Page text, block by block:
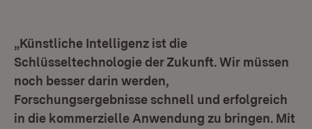
„Künstliche Intelligenz ist die
Schlüsseltechnologie der Zukunft. Wir müssen
noch besser darin werden,
Forschungsergebnisse schnell und erfolgreich
in die kommerzielle Anwendung zu bringen. Mit